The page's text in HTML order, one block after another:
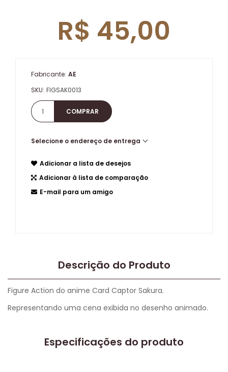
R$ 45,00
Fabricante: AE
SKU: FIGSAK0013
Selecione o endereço de entrega
Adicionar a lista de desejos
Adicionar à lista de comparação
E-mail para um amigo
Descrição do Produto
Figure Action do anime Card Captor Sakura.
Representando uma cena exibida no desenho animado.
Especificações do produto